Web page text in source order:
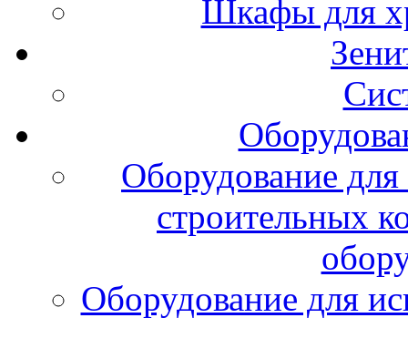
Шкафы для
Оборудование
строительных
Оборудование для